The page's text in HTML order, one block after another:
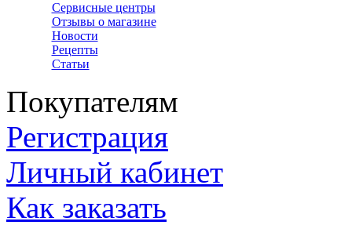
Сервисные центры
Отзывы о магазине
Новости
Рецепты
Статьи
Покупателям
Регистрация
Личный кабинет
Как заказать